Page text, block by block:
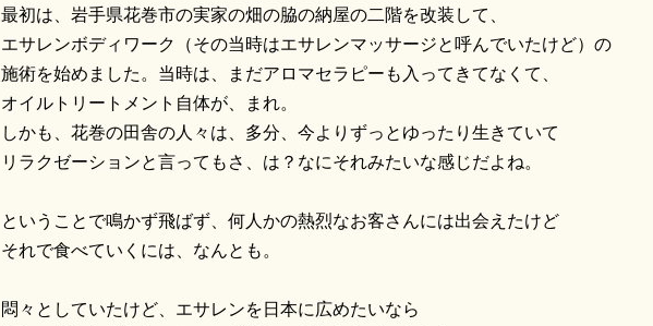
最初は、岩手県花巻市の実家の畑の脇の納屋の二階を改装して、
エサレンボディワーク（その当時はエサレンマッサージと呼んでいたけど）の
施術を始めました。当時は、まだアロマセラピーも入ってきてなくて、
オイルトリートメント自体が、まれ。
しかも、花巻の田舎の人々は、多分、今よりずっとゆったり生きていて
リラクゼーションと言ってもさ、は？なにそれみたいな感じだよね。
ということで鳴かず飛ばず、何人かの熱烈なお客さんには出会えたけど
それで食べていくには、なんとも。
悶々としていたけど、エサレンを日本に広めたいなら